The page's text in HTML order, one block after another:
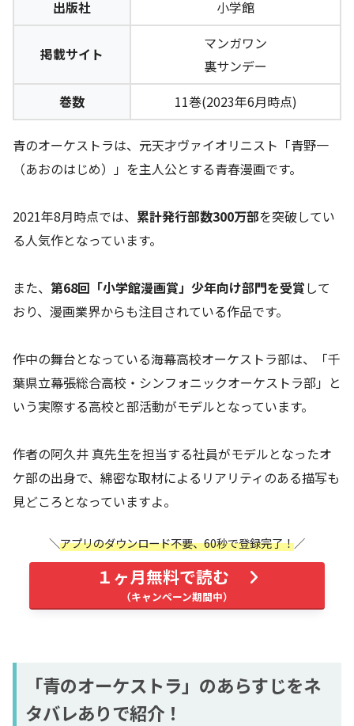
出版社
小学館
掲載サイト
マンガワン
裏サンデー
巻数
11巻(2023年6月時点)
青のオーケストラは、元天才ヴァイオリニスト「青野一
（あおのはじめ）」を主人公とする青春漫画です。
2021年8月時点では、 累計発行部数300万部を突破してい
る人気作となっています。
また、 第68回「小学館漫画賞」少年向け部門を受賞して
おり、漫画業界からも注目されている作品です。
作中の舞台となっている海幕高校オーケストラ部は、「千
葉県立幕張総合高校・シンフォニックオーケストラ部」と
いう実際する高校と部活動がモデルとなっています。
作者の阿久井 真先生を担当する社員がモデルとなったオ
ケ部の出身で、綿密な取材によるリアリティのある描写も
見どころとなっていますよ。
アプリのダウンロード不要、60秒で登録完了！
１ヶ月無料で読む
「青のオーケストラ」のあらすじをネ
タバレありで紹介！